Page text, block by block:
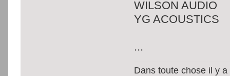
WILSON AUDIO
YG ACOUSTICS
...
Dans toute chose il y